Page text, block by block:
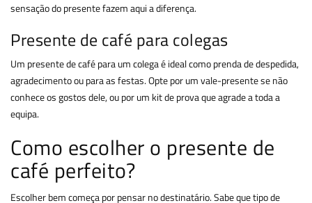
sensação do presente fazem aqui a diferença.
Presente de café para colegas
Um presente de café para um colega é ideal como prenda de despedida,
agradecimento ou para as festas. Opte por um vale-presente se não
conhece os gostos dele, ou por um kit de prova que agrade a toda a
equipa.
Como escolher o presente de
café perfeito?
Escolher bem começa por pensar no destinatário. Sabe que tipo de